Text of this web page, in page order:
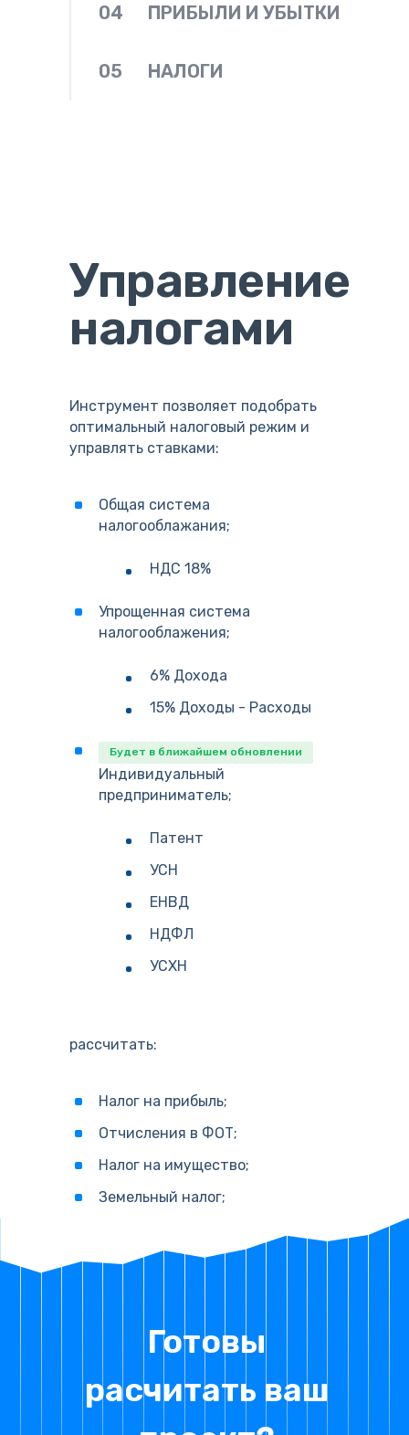
04 ПРИБЫЛИ И УБЫТКИ
05 НАЛОГИ
Управление
налогами
Инструмент позволяет подобрать
оптимальный налоговый режим и
управлять ставками:
Общая система
налогооблажания;
НДС 18%
Упрощенная система
налогооблажения;
6% Дохода
15% Доходы - Расходы
Будет в ближайшем обновлении
Индивидуальный
предприниматель;
Патент
УСН
ЕНВД
НДФЛ
УСХН
рассчитать:
Налог на прибыль;
Отчисления в ФОТ;
Налог на имущество;
Земельный налог;
Готовы
расчитать ваш